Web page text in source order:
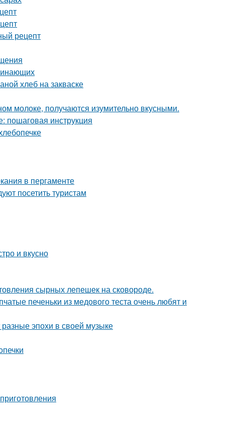
рецепт
хлеб на закваске
молоке, получаются изумительно вкусными.
пошаговая инструкция
в пергаменте
посетить туристам
и вкусно
сырных лепешек на сковороде.
печеньки из медового теста очень любят и
эпохи в своей музыке